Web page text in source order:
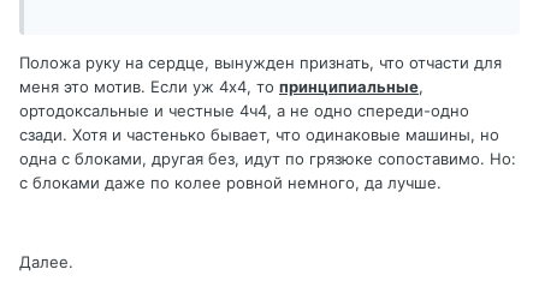
Положа руку на сердце, вынужден признать, что отчасти для
меня это мотив. Если уж 4х4, то принципиальные,
ортодоксальные и честные 4ч4, а не одно спереди-одно
сзади. Хотя и частенько бывает, что одинаковые машины, но
одна с блоками, другая без, идут по грязюке сопоставимо. Но:
с блоками даже по колее ровной немного, да лучше.
Далее.